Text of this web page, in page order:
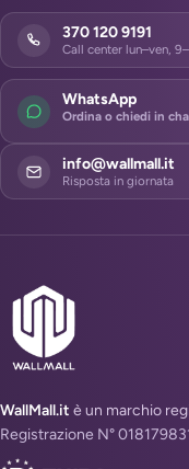
370 120 9191
Call center lun–ven,
WhatsApp
Ordina o chiedi in
info@wallmall.it
Risposta in giornata
WallMall.it è un marchio
Registrazione N°